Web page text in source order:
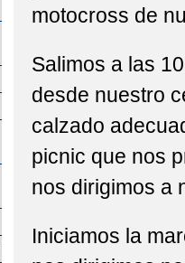
motocross de
Salimos a las
desde nuestro
calzado
picnic que nos
nos dirigimos a
Iniciamos la